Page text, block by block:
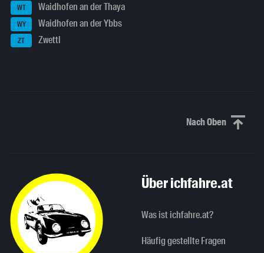
WT Waidhofen an der Thaya
WY Waidhofen an der Ybbs
ZT Zwettl
Nach ObenNach oben
Über ichfahre.at
Was ist ichfahre.at?
Häufig gestellte Fragen